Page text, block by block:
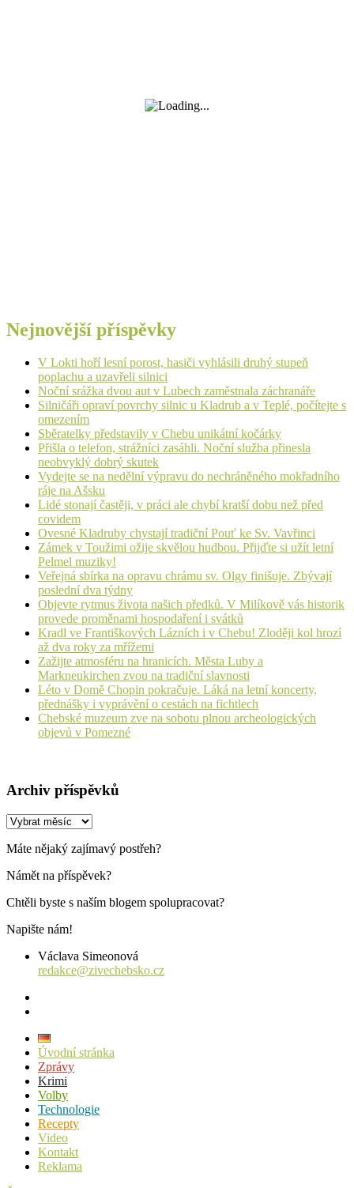
Nejnovější příspěvky
V Lokti hoří lesní porost, hasiči vyhlásili druhý stupeň
poplachu a uzavřeli silnici
Noční srážka dvou aut v Lubech zaměstnala záchranáře
Silničáři opraví povrchy silnic u Kladrub a v Teplé, počítejte s
omezením
Sběratelky představily v Chebu unikátní kočárky
Přišla o telefon, strážníci zasáhli. Noční služba přinesla
neobvyklý dobrý skutek
Vydejte se na nedělní výpravu do nechráněného mokřadního
ráje na Ašsku
Lidé stonají častěji, v práci ale chybí kratší dobu než před
covidem
Ovesné Kladruby chystají tradiční Pouť ke Sv. Vavřinci
Zámek v Toužimi ožije skvělou hudbou. Přijďte si užít letní
Pelmel muziky!
Veřejná sbírka na opravu chrámu sv. Olgy finišuje. Zbývají
poslední dva týdny
Objevte rytmus života našich předků. V Milíkově vás historik
provede proměnami hospodaření i svátků
Kradl ve Františkových Lázních i v Chebu! Zloději kol hrozí
až dva roky za mřížemi
Zažijte atmosféru na hranicích. Města Luby a
Markneukirchen zvou na tradiční slavnosti
Léto v Domě Chopin pokračuje. Láká na letní koncerty,
přednášky i vyprávění o cestách na fichtlech
Chebské muzeum zve na sobotu plnou archeologických
objevů v Pomezné
Archiv příspěvků
Archiv
Máte nějaký zajímavý postřeh?
Námět na příspěvek?
Chtěli byste s naším blogem spolupracovat?
Napište nám!
Václava Simeonová
redakce@zivechebsko.cz
Úvodní stránka
Zprávy
Krimi
Volby
Technologie
Recepty
Video
Kontakt
Reklama